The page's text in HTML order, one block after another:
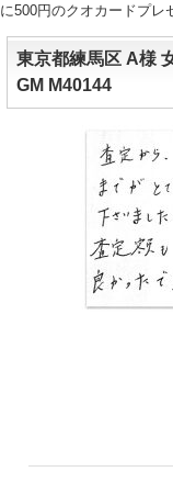
に500円のクオカードプレ
東京都練馬区 A様
GM M40144